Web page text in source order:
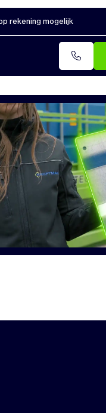
rekening mogelijk